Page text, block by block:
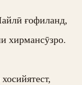
ғофиланд,
хирмансӯзро.